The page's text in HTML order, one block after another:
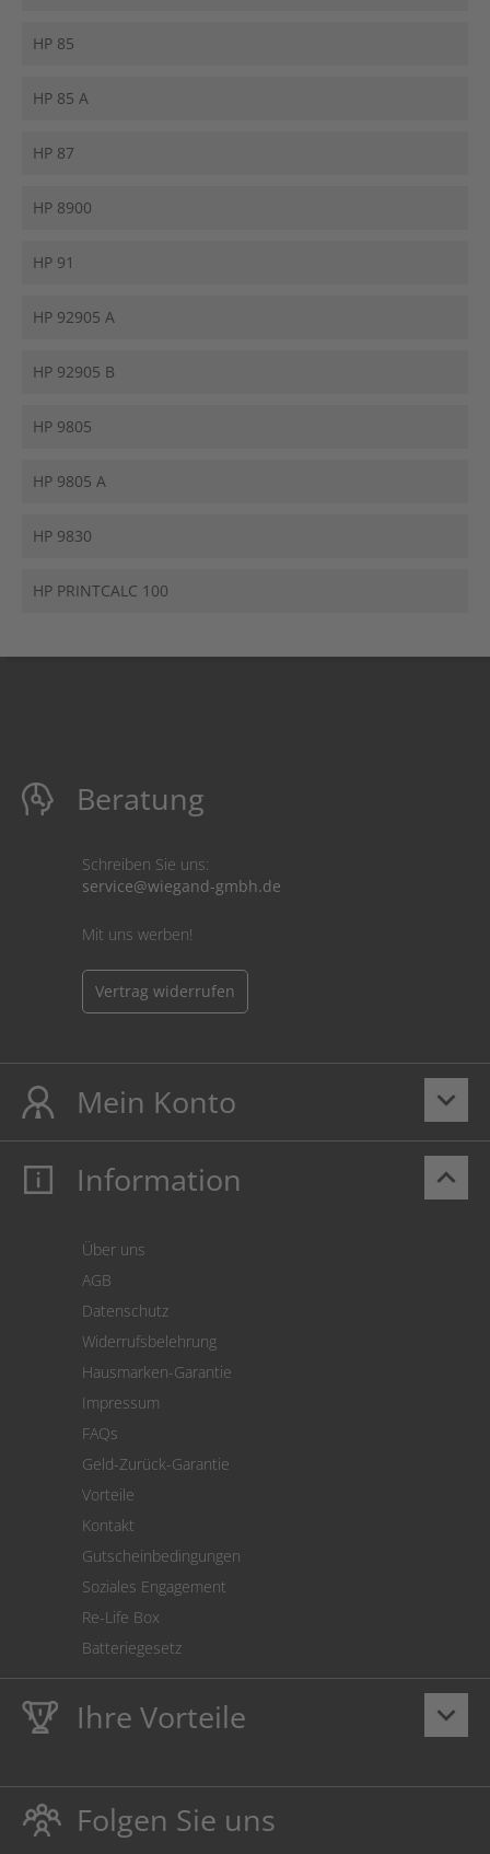
HP 85
HP 85 A
HP 87
HP 8900
HP 91
HP 92905 A
HP 92905 B
HP 9805
HP 9805 A
HP 9830
HP PRINTCALC 100
Beratung
Schreiben Sie uns:
service@wiegand-gmbh.de
Mit uns werben!
Vertrag widerrufen
keyboard_arrow_down
Mein Konto
Mein Konto
Cookie Einstellungen
keyboard_arrow_up
Information
Über uns
AGB
Datenschutz
Widerrufsbelehrung
Hausmarken-Garantie
Impressum
FAQs
Geld-Zurück-Garantie
Vorteile
Kontakt
Gutscheinbedingungen
Soziales Engagement
Re-Life Box
Batteriegesetz
keyboard_arrow_down
Ihre Vorteile
LebenslangeHausmarke Garantieauf Toner und Tinte
schützt auch Ihren Drucker.
Umweltfreundlich dadurch Abfallvermeidung.
Folgen Sie uns